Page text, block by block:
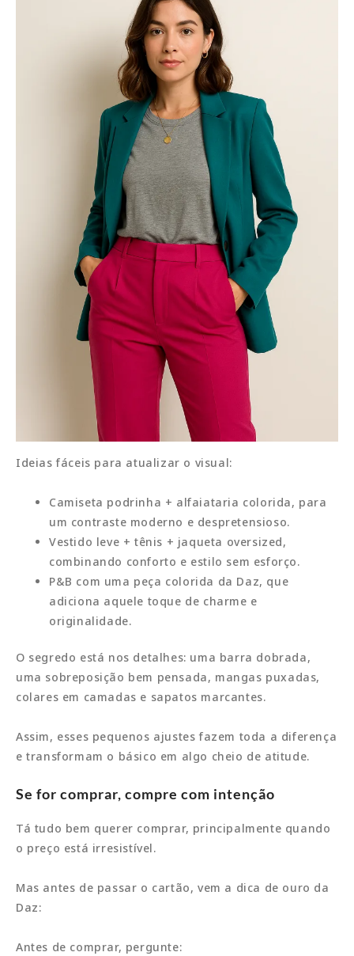
Ideias fáceis para atualizar o visual:
Camiseta podrinha + alfaiataria colorida, para
um contraste moderno e despretensioso.
Vestido leve + tênis + jaqueta oversized,
combinando conforto e estilo sem esforço.
P&B com uma peça colorida da Daz, que
adiciona aquele toque de charme e
originalidade.
O segredo está nos detalhes: uma barra dobrada,
uma sobreposição bem pensada, mangas puxadas,
colares em camadas e sapatos marcantes.
Assim, esses pequenos ajustes fazem toda a diferença
e transformam o básico em algo cheio de atitude.
Se for comprar, compre com intenção
Tá tudo bem querer comprar, principalmente quando
o preço está irresistível.
Mas antes de passar o cartão, vem a dica de ouro da
Daz:
Antes de comprar, pergunte: